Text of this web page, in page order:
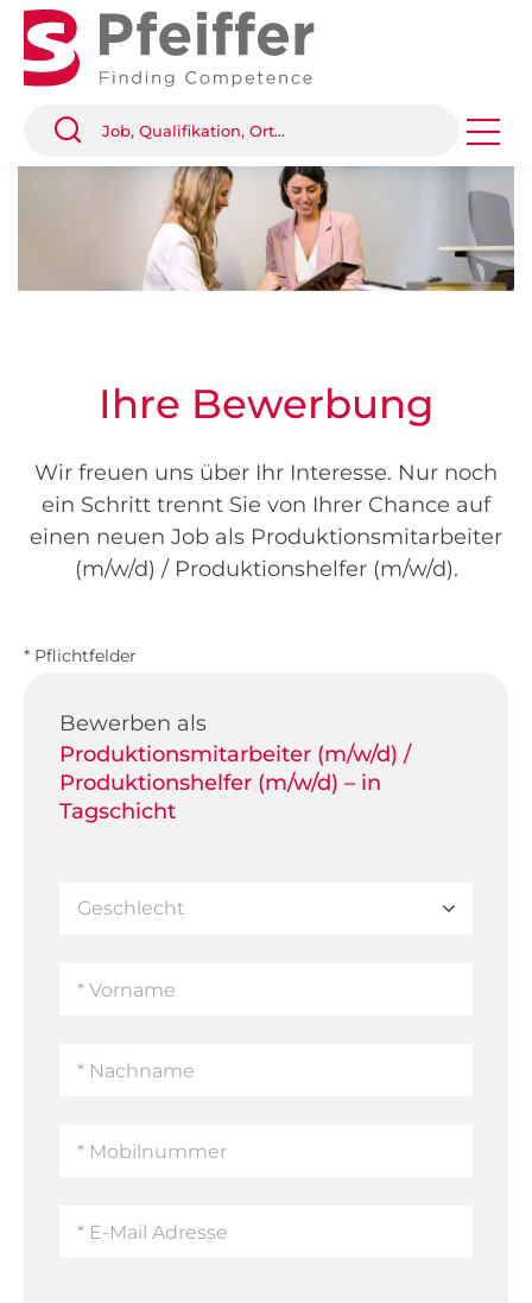
Ihre Bewerbung
Wir freuen uns über Ihr Interesse. Nur noch
ein Schritt trennt Sie von Ihrer Chance auf
einen neuen Job als Produktionsmitarbeiter
(m/w/d) / Produktionshelfer (m/w/d).
* Pflichtfelder
Bewerben als
Produktionsmitarbeiter (m/w/d) /
Produktionshelfer (m/w/d) – in
Tagschicht